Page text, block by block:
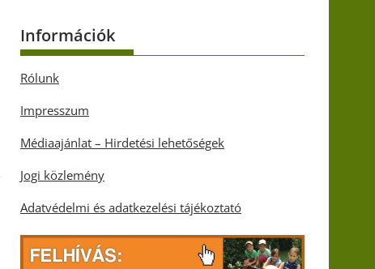
Információk
Rólunk
Impresszum
Médiaajánlat – Hirdetési lehetőségek
Jogi közlemény
Adatvédelmi és adatkezelési tájékoztató